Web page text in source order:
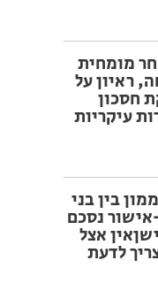
מומחית
ראיון על
חסכון
עיקריות
בין בני
אישור נסכם
אצל
לדעת